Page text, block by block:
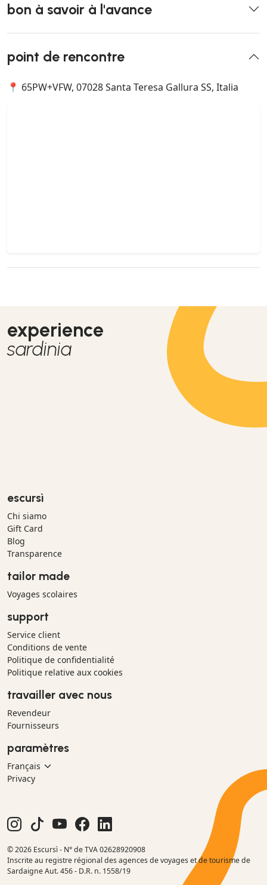
bon à savoir à l'avance
point de rencontre
📍 65PW+VFW, 07028 Santa Teresa Gallura SS, Italia
experience
sardinia
escursì
Chi siamo
Gift Card
Blog
Transparence
tailor made
Voyages scolaires
support
Service client
Conditions de vente
Politique de confidentialité
Politique relative aux cookies
travailler avec nous
Revendeur
Fournisseurs
paramètres
Privacy
© 2026 Escursì - N° de TVA 02628920908
Inscrite au registre régional des agences de voyages et de tourisme de
Sardaigne Aut. 456 - D.R. n. 1558/19